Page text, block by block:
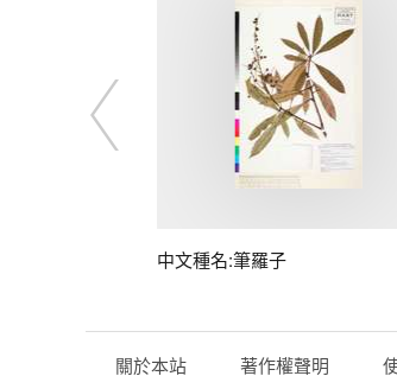
中文種名:筆羅子
關於本站 著作權聲明